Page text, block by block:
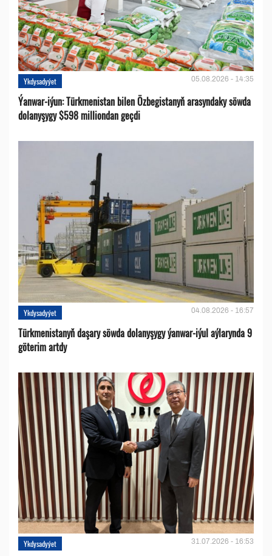
Ykdysadyýet 05.08.2026 - 14:35
Ýanwar-iýun: Türkmenistan bilen Özbegistanyň arasyndaky söwda
dolanyşygy $598 milliondan geçdi
Ykdysadyýet 04.08.2026 - 16:57
Türkmenistanyň daşary söwda dolanyşygy ýanwar-iýul aýlarynda 9
göterim artdy
Ykdysadyýet 31.07.2026 - 16:53